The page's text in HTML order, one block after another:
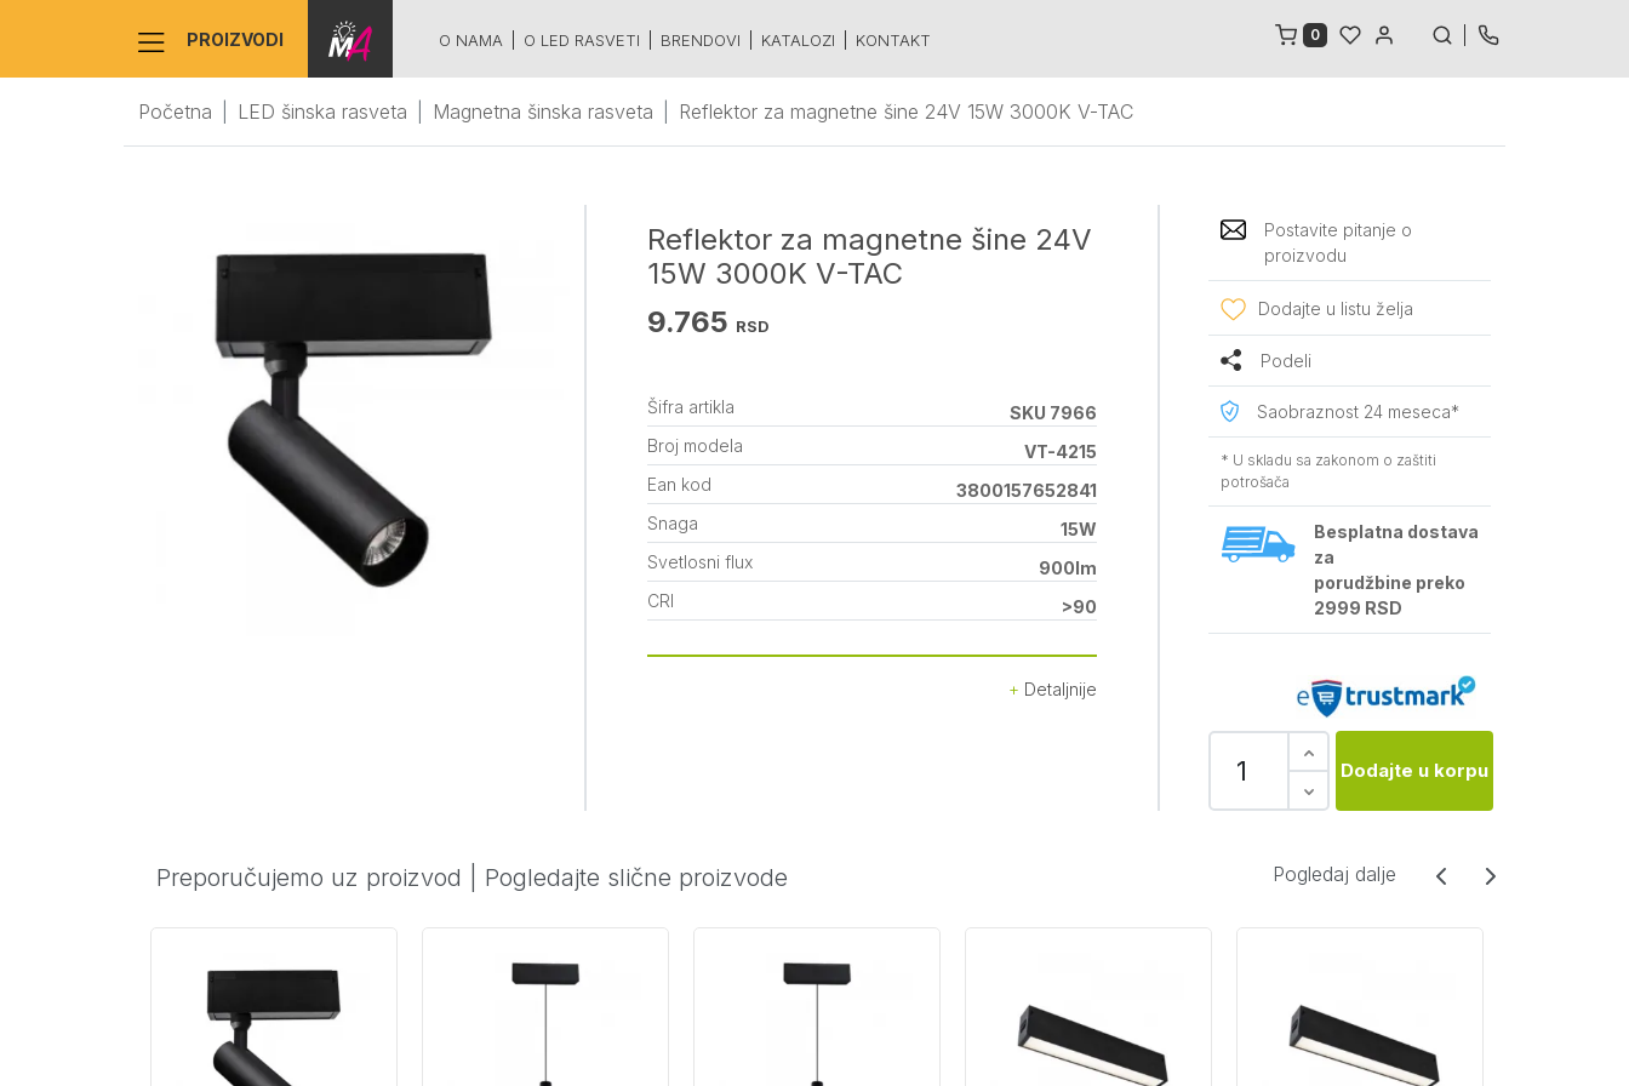
PROIZVODI O NAMA O LED RASVETI BRENDOVI KATALOZI KONTAKT 0
Početna LED šinska rasveta Magnetna šinska rasveta Reflektor za magnetne šine 24V 15W 3000K V-TAC
Reflektor za magnetne šine 24V
15W 3000K V-TAC
9.765 RSD
Šifra artikla
SKU 7966
Broj modela
VT-4215
Ean kod
3800157652841
Snaga
15W
Svetlosni flux
900lm
CRI
>90
Detaljnije
Postavite pitanje o
proizvodu
Dodajte u listu želja
Podeli
Saobraznost 24 meseca*
* U skladu sa zakonom o zaštiti
potrošača
Besplatna dostava
za
porudžbine preko
2999 RSD
Dodajte u korpu
Preporučujemo uz proizvod Pogledajte slične proizvode Pogledaj dalje